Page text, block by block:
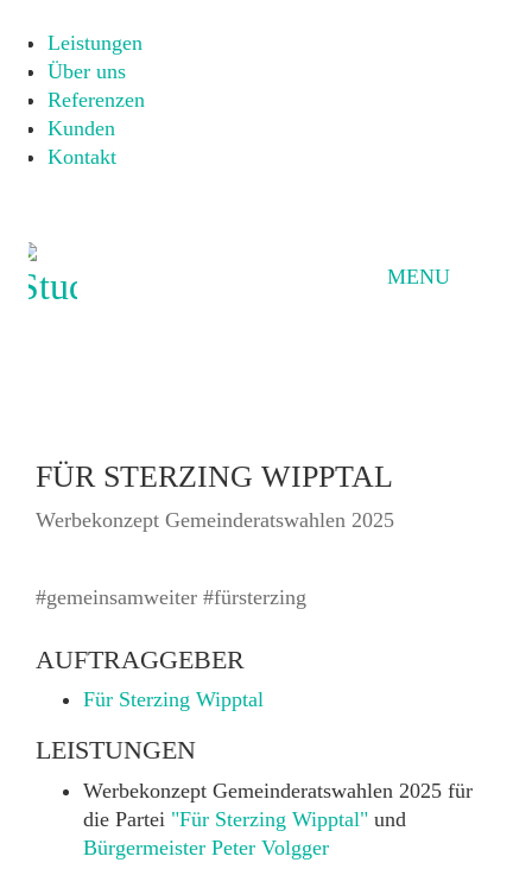
Leistungen
Über uns
Referenzen
Kunden
Kontakt
MENU
FÜR STERZING WIPPTAL
Werbekonzept Gemeinderatswahlen 2025
#gemeinsamweiter #fürsterzing
AUFTRAGGEBER
Für Sterzing Wipptal
LEISTUNGEN
Werbekonzept Gemeinderatswahlen 2025 für
die Partei "Für Sterzing Wipptal" und
Bürgermeister Peter Volgger